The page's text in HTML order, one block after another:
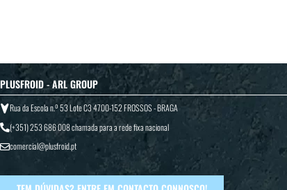
PLUSFROID - ARL GROUP
Rua da Escola n.º 53 Lote C3 4700-152 FROSSOS - BRAGA
(+351) 253 686 008chamada para a rede fixa nacional
comercial@plusfroid.pt